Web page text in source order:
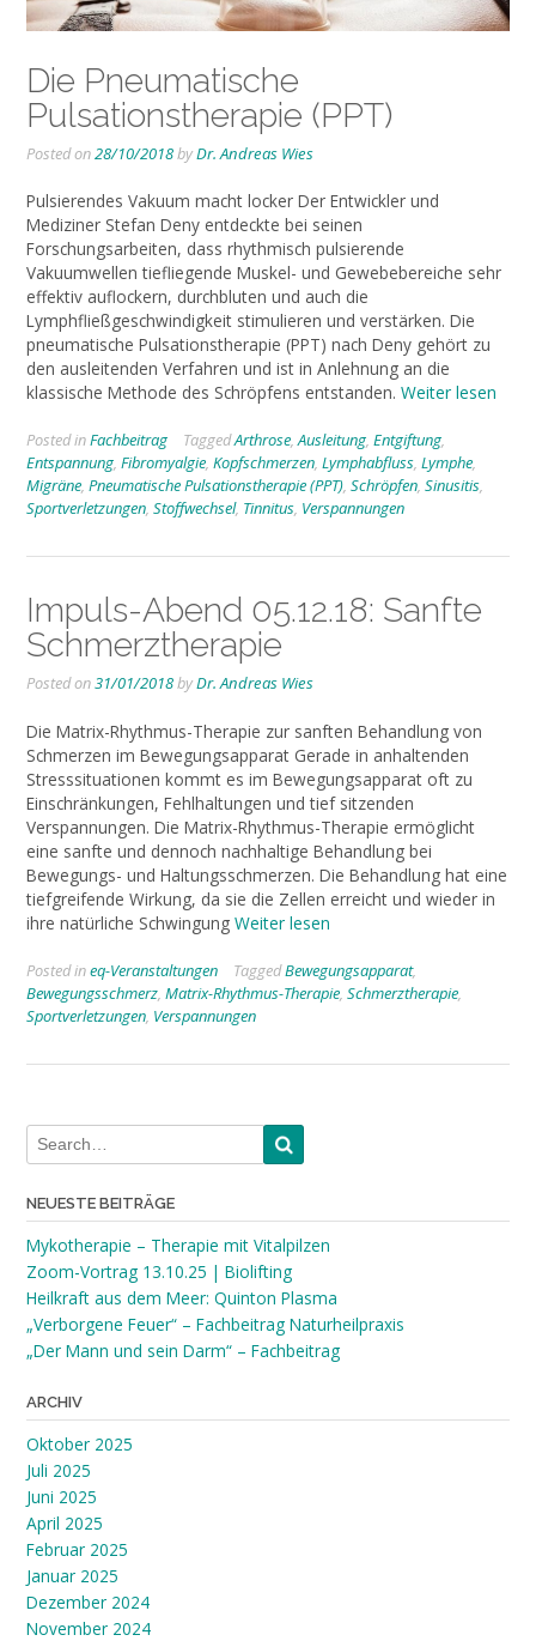
Die Pneumatische
Pulsationstherapie (PPT)
Posted on28/10/2018byDr. Andreas Wies
Pulsierendes Vakuum macht locker Der Entwickler und
Mediziner Stefan Deny entdeckte bei seinen
Forschungsarbeiten, dass rhythmisch pulsierende
Vakuumwellen tiefliegende Muskel- und Gewebebereiche sehr
effektiv auflockern, durchbluten und auch die
Lymphfließgeschwindigkeit stimulieren und verstärken. Die
pneumatische Pulsationstherapie (PPT) nach Deny gehört zu
den ausleitenden Verfahren und ist in Anlehnung an die
klassische Methode des Schröpfens entstanden. Weiter lesen
Posted inFachbeitrag TaggedArthrose,Ausleitung, Entgiftung,
Entspannung, Fibromyalgie, Kopfschmerzen, Lymphabfluss, Lymphe,
Migräne, Pneumatische Pulsationstherapie (PPT), Schröpfen, Sinusitis,
Sportverletzungen, Stoffwechsel, Tinnitus, Verspannungen
Impuls-Abend 05.12.18: Sanfte
Schmerztherapie
Posted on31/01/2018byDr. Andreas Wies
Die Matrix-Rhythmus-Therapie zur sanften Behandlung von
Schmerzen im Bewegungsapparat Gerade in anhaltenden
Stresssituationen kommt es im Bewegungsapparat oft zu
Einschränkungen, Fehlhaltungen und tief sitzenden
Verspannungen. Die Matrix-Rhythmus-Therapie ermöglicht
eine sanfte und dennoch nachhaltige Behandlung bei
Bewegungs- und Haltungsschmerzen. Die Behandlung hat eine
tiefgreifende Wirkung, da sie die Zellen erreicht und wieder in
ihre natürliche Schwingung Weiter lesen
Posted ineq-Veranstaltungen TaggedBewegungsapparat,
Bewegungsschmerz, Matrix-Rhythmus-Therapie, Schmerztherapie,
Sportverletzungen, Verspannungen
NEUESTE BEITRÄGE
Mykotherapie – Therapie mit Vitalpilzen
Zoom-Vortrag 13.10.25 | Biolifting
Heilkraft aus dem Meer: Quinton Plasma
„Verborgene Feuer“ – Fachbeitrag Naturheilpraxis
„Der Mann und sein Darm“ – Fachbeitrag
ARCHIV
Oktober 2025
Juli 2025
Juni 2025
April 2025
Februar 2025
Januar 2025
Dezember 2024
November 2024